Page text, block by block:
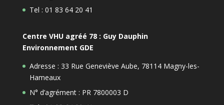
Tel : 01 83 64 20 41
Centre VHU agréé 78 : Guy Dauphin
Environnement GDE
Adresse : 33 Rue Geneviève Aube, 78114 Magny-les-
Hameaux
N° d’agrément : PR 7800003 D